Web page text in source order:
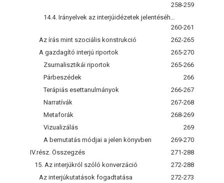
258-259
260-261
Az írás mint szociális konstrukció
262-265
A gazdagító interjú riportok
265-270
Zsurnalisztikái riportok
265-266
Párbeszédek
266
Terápiás esettanulmányok
266-267
Narratívák
267-268
Metaforák
268-269
Vizualizálás
269
A bemutatás módjai a jelen könyvben
269-270
IV.rész. Összegzés
271-288
15. Az interjúkról szóló konverzáció
272-288
Az interjúkutatások fogadtatása
272-273